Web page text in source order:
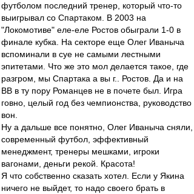
футболом последний тренер, который что-то
выигрывал со Спартаком. В 2003 на
"Локомотиве" еле-еле Ростов обыграли 1-0 в
финале кубка. На секторе еще Олег Иваныча
вспоминали в суе не самыми лестными
эпитетами. Что же это мол делается такое, где
разгром, мы Спартака а вы г.. Ростов. Да и на
ВВ в ту пору Романцев не в почете был. Игра
говно, целый год без чемпионства, руководство
вон.
Ну а дальше все понятно, Олег Иваныча сняли,
современный футбол, эффективный
менеджмент, тренеры мешками, игроки
вагонами, деньги рекой. Красота!
Я что собственно сказать хотел. Если у Якина
ничего не выйдет, то надо своего брать в